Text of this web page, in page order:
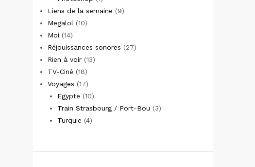
Liens de la semaine (9)
Megalol (10)
Moi (14)
Réjouissances sonores (27)
Rien à voir (13)
TV-Ciné (18)
Voyages (17)
Egypte (10)
Train Strasbourg / Port-Bou (3)
Turquie (4)